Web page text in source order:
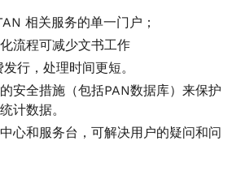
相关服务的单一门户；
流程可减少文书工作
行，处理时间更短。
安全措施（包括PAN数据库）来保护
计数据。
心和服务台，可解决用户的疑问和问